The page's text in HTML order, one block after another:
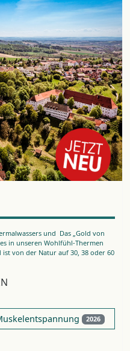
und Das „Gold von
in unseren Wohlfühl-Thermen
ist von der Natur auf 30, 38 oder 60
2026